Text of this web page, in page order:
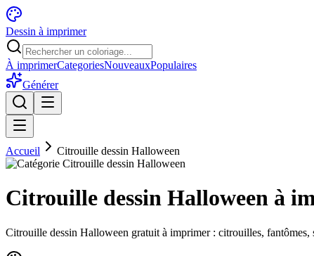
Dessin à imprimer
À imprimerCategoriesNouveauxPopulaires
Générer
Accueil Citrouille dessin Halloween
Citrouille dessin Halloween à
Citrouille dessin Halloween gratuit à imprimer : citrouilles, fantômes,